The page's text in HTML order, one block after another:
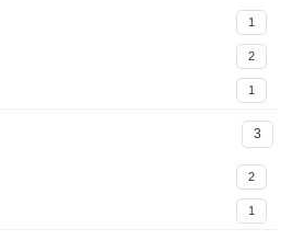
1
2
1
3
2
1